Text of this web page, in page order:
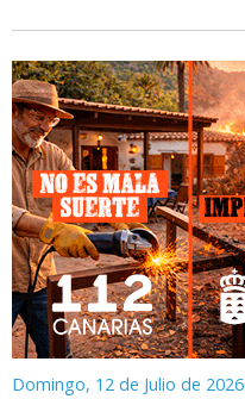
Domingo, 12 de Julio de 2026